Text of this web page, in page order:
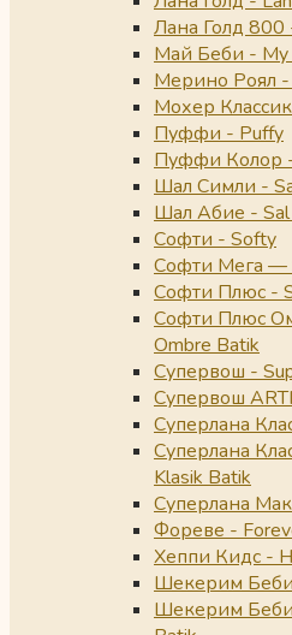
Лана Голд 800
Май Беби - My
Мерино Роял -
Мохер
Пуффи - Puffy
Пуффи Колор
Шал Симли -
Шал Абие - Sal
Софти - Softy
Софти Мега —
Софти Плюс -
Софти Плюс
Ombre Batik
Супервош -
Супервош
Суперлана
Суперлана
Klasik Batik
Суперлана
Фореве -
Хеппи Кидс -
Шекерим
Шекерим Беби